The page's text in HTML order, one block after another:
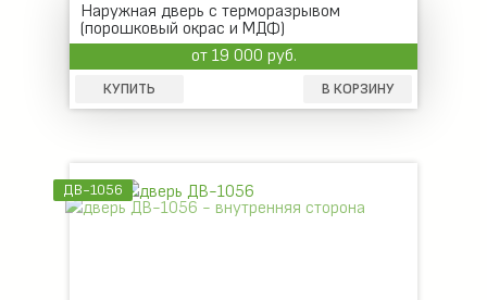
Наружная дверь с терморазрывом
(порошковый окрас и МДФ)
от 19 000 руб.
КУПИТЬ В КОРЗИНУ
ДВ-1056